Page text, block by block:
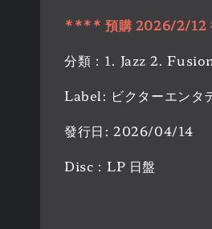
**** 預購 2026/2/
分類：1. Jazz 2.
Label: ビクターエンタ
發行日: 2026/04/14
Disc：LP 日盤